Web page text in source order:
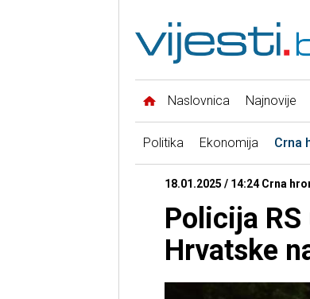
Naslovnica Najnovije
Politika Ekonomija Crna
18.01.2025 / 14:24 Crna
Policija
Hrvatske